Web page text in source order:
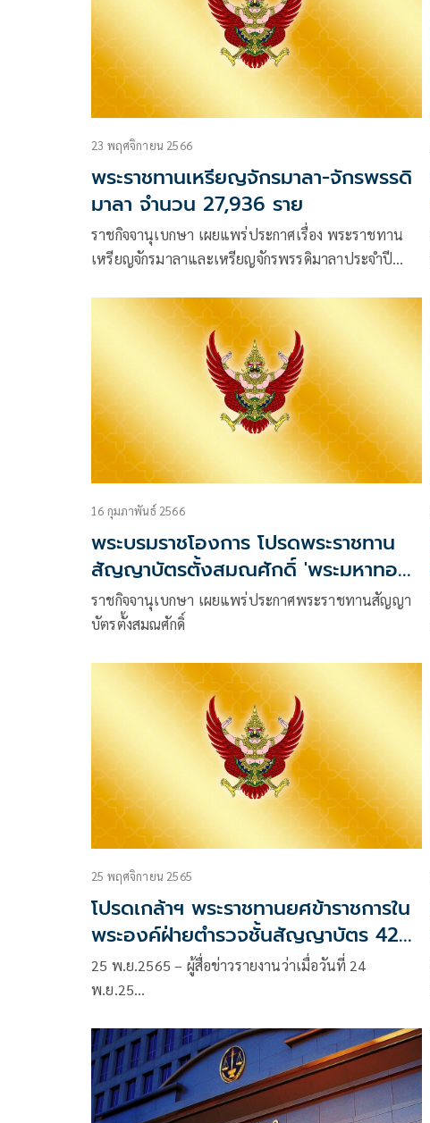
23 พฤศจิกายน 2566
พระราชทานเหรียญจักรมาลา-จักรพรรดิ
มาลา จำนวน 27,936 ราย
ราชกิจจานุเบกษา เผยแพร่ประกาศเรื่อง พระราชทาน
เหรียญจักรมาลาและเหรียญจักรพรรดิมาลาประจำปี
16 กุมภาพันธ์ 2566
พระบรมราชโองการ โปรดพระราชทาน
สัญญาบัตรตั้งสมณศักดิ์ 'พระมหาทอง
ญาณสํวโร'
ราชกิจจานุเบกษา เผยแพร่ประกาศพระราชทานสัญญา
บัตรตั้งสมณศักดิ์
25 พฤศจิกายน 2565
โปรดเกล้าฯ พระราชทานยศข้าราชการใน
พระองค์ฝ่ายตำรวจชั้นสัญญาบัตร 42
นาย
25 พ.ย.2565 – ผู้สื่อข่าวรายงานว่าเมื่อวันที่ 24
พ.ย.25…